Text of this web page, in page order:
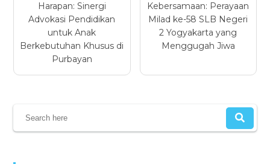
Harapan: Sinergi
Advokasi Pendidikan
untuk Anak
Berkebutuhan Khusus di
Purbayan
Kebersamaan: Perayaan
Milad ke-58 SLB Negeri
2 Yogyakarta yang
Menggugah Jiwa